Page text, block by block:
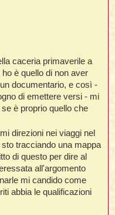
caceria primaverile a
è quello di non aver
documentario, e così -
di emettere versi - mi
è proprio quello che
direzioni nei viaggi nel
tracciando una mappa
di questo per dire al
all'argomento
mi candido come
abbia le qualificazioni